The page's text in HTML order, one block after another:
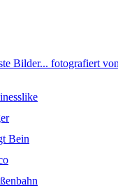
Bilder... fotografiert
Bein